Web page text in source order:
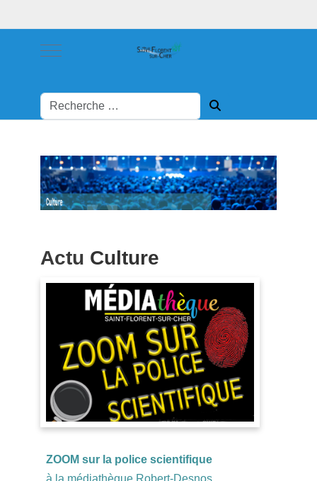
Mobile Menu Toggle
Actu Culture
ZOOM sur la police scientifique